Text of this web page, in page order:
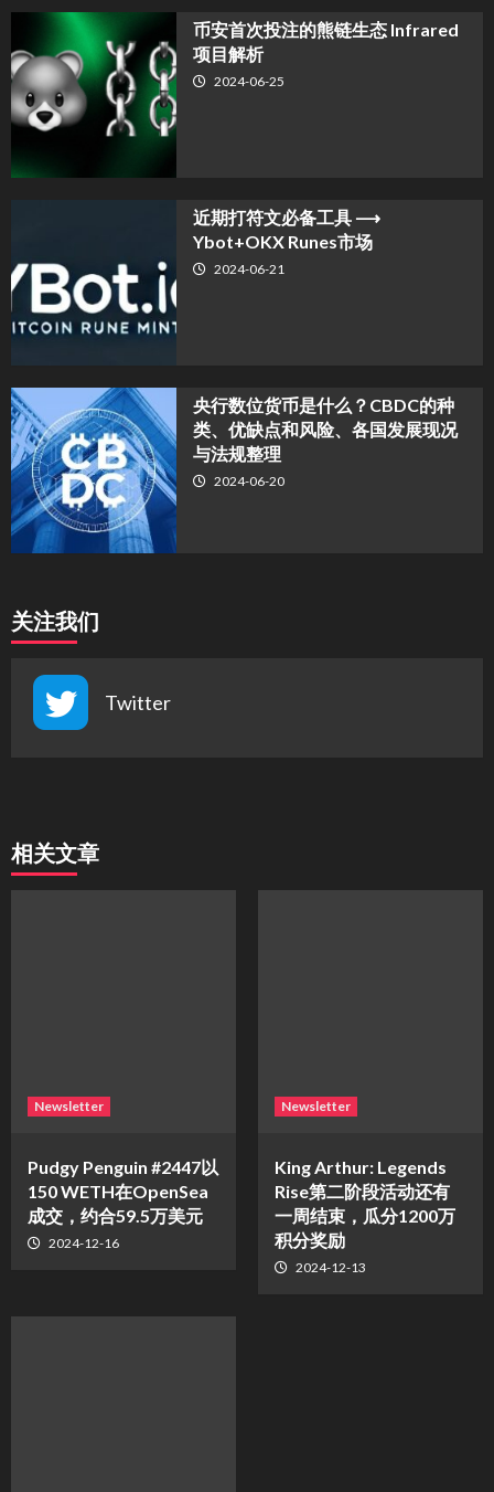
币安首次投注的熊链生态 Infrared
项目解析
2024-06-25
近期打符文必备工具 ⟶
Ybot+OKX Runes市场
2024-06-21
央行数位货币是什么？CBDC的种
类、优缺点和风险、各国发展现况
与法规整理
2024-06-20
关注我们
Twitter
相关文章
Newsletter
Pudgy Penguin #2447以
150 WETH在OpenSea
成交，约合59.5万美元
2024-12-16
Newsletter
King Arthur: Legends
Rise第二阶段活动还有
一周结束，瓜分1200万
积分奖励
2024-12-13